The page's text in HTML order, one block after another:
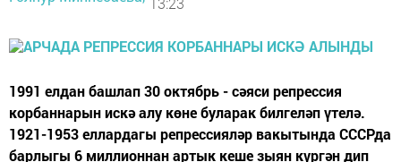
1991 елдан башлап 30 октябрь - сәяси репрессия
корбаннарын искә алу көне буларак билгеләп үтелә.
1921-1953 еллардагы репрессияләр вакытында СССРда
барлыгы 6 миллионнан артык кеше зыян күргән дип